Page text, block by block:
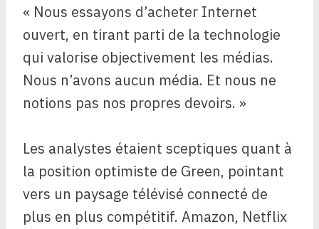
« Nous essayons d’acheter Internet
ouvert, en tirant parti de la technologie
qui valorise objectivement les médias.
Nous n’avons aucun média. Et nous ne
notions pas nos propres devoirs. »
Les analystes étaient sceptiques quant à
la position optimiste de Green, pointant
vers un paysage télévisé connecté de
plus en plus compétitif. Amazon, Netflix